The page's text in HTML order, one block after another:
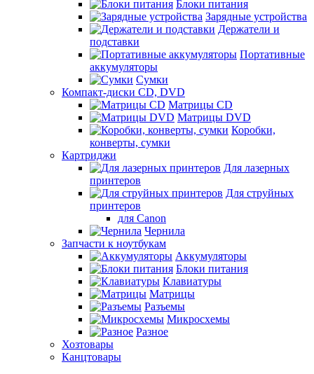
Блоки питания
Зарядные устройства
Держатели и
подставки
Портативные
аккумуляторы
Сумки
Компакт-диски CD, DVD
Матрицы CD
Матрицы DVD
Коробки,
конверты, сумки
Картриджи
Для лазерных
принтеров
Для струйных
принтеров
для Canon
Чернила
Запчасти к ноутбукам
Аккумуляторы
Блоки питания
Клавиатуры
Матрицы
Разъемы
Микросхемы
Разное
Хозтовары
Канцтовары